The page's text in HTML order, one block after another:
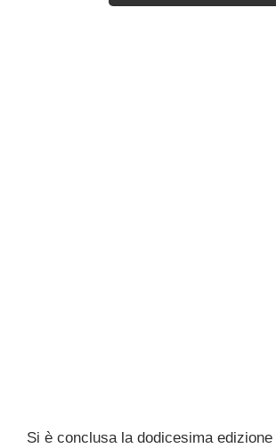
Si è conclusa la dodicesima edizione